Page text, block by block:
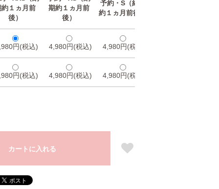
約１ヵ月前
後）
期約１ヵ月前
後）
予約・S（納期
約１ヵ月前後）
円(税込) 4,980円(税込) 4,980円(税込)
円(税込) 4,980円(税込) 4,980円(税込)
カートに入れる